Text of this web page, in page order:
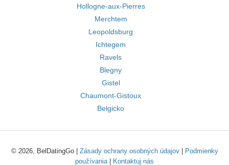
Hollogne-aux-Pierres
Merchtem
Leopoldsburg
Ichtegem
Ravels
Blegny
Gistel
Chaumont-Gistoux
Belgicko
© 2026, BelDatingGo | Zásady ochrany osobných údajov|
Podmienky
používania| Kontaktuj nás